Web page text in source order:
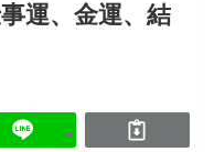
、金運、結